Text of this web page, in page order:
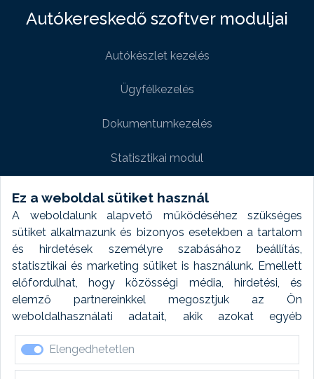
Ez a weboldal sütiket használ
A weboldalunk alapvető működéséhez szükséges
sütiket alkalmazunk és bizonyos esetekben a tartalom
és hirdetések személyre szabásához beállítás,
statisztikai és marketing sütiket is használunk. Emellett
előfordulhat, hogy közösségi média, hirdetési, és
elemző partnereinkkel megosztjuk az Ön
weboldalhasználati adatait, akik azokat egyéb
forrásokból gyűjtött adatokkal kombinálhatják. A sütik
elfogadásával kapcsolatosan naplózást végzünk és
ezen adatokat 6 hónap után automatikusan töröljük. A
Elengedhetetlen
Autókereskedő szoftver moduljai
Autókészlet kezelés
Ügyfélkezelés
Dokumentumkezelés
Statisztikai modul
Weboldal modul
Fényképtár extra modul
Autómosó modul
Feladatütemezés